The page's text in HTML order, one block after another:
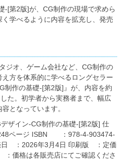
-[第2版]が、CG制作の現場で求めら
学べるように内容を拡充し、発売
ジオ、ゲーム会社など、CG制作の
方を体系的に学べるロングセラー
制作の基礎-[第2版]』が、内容を約
た。初学者から実務者まで、幅広
となっています。
ザイン-CG制作の基礎-[第2版] 仕
ージ ISBN ：978-4-903474-
：2026年3月4日 印刷版 ：定価
価格は各販売店にてご確認くださ